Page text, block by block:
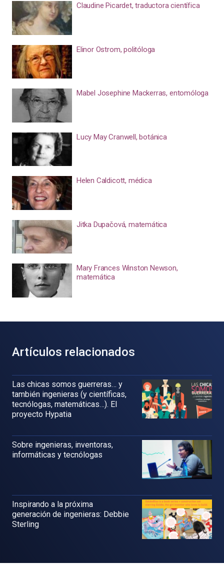
Claudine Picardet, traductora científica
Elinor Ostrom, politóloga
Mabel Josephine Mackerras, entomóloga
Lucy May Cranwell, botánica
Helen Caldicott, médica
Jitka Dupačová, matemática
Mary Frances Winston Newson,
matemática
Artículos relacionados
Las chicas somos guerreras… y
también ingenieras (y científicas,
tecnólogas, matemáticas…). El
proyecto Hypatia
Sobre ingenieras, inventoras,
informáticas y tecnólogas
Inspirando a la próxima
generación de ingenieras: Debbie
Sterling